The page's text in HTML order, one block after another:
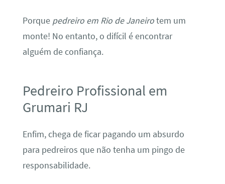
Porque pedreiro em Rio de Janeirotem um
monte! No entanto, o difícil é encontrar
alguém de confiança.
Pedreiro Profissional em
Grumari RJ
Enfim, chega de ficar pagando um absurdo
para pedreiros que não tenha um pingo de
responsabilidade.